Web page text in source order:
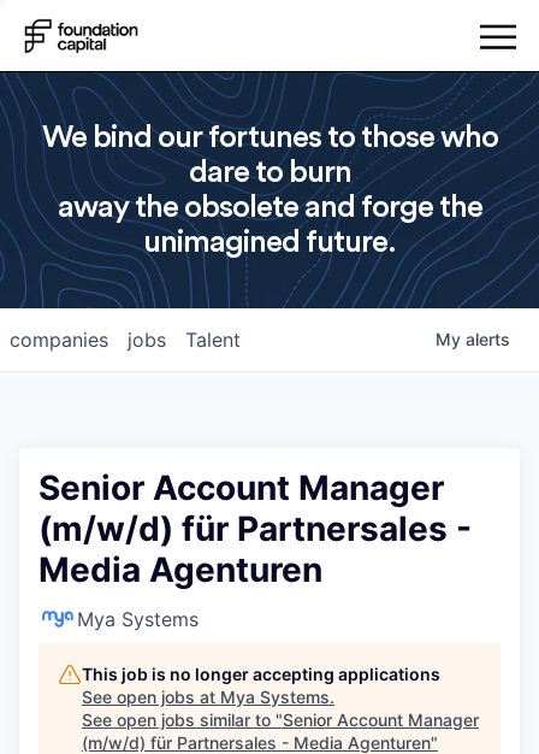
We bind our fortunes to those who
dare to burn
away the obsolete and forge the
unimagined future.
jobs
companies Talent My alerts
Senior Account Manager
(m/w/d) für Partnersales -
Media Agenturen
Mya Systems
This job is no longer accepting applications
See open jobs at Mya Systems.
See open jobs similar to "Senior Account Manager
(m/w/d) für Partnersales - Media Agenturen"